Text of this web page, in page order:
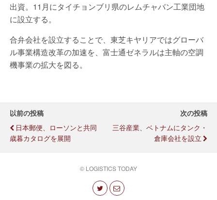
出資。11月にタイチョンブリ県のレムチャバン工業団地
に設立する。
合弁会社を設立することで、東芝キヤリアではグローバ
ル事業構造改革の加速を、富士通ゼネラルは主軸の空調
機事業の拡大を図る。
以前の投稿
日本郵便、ローソンと共同
歳暮カタログを展開
次の投稿
三谷産業、ベトナムにタンク・
倉庫会社を設立
© LOGISTICS TODAY